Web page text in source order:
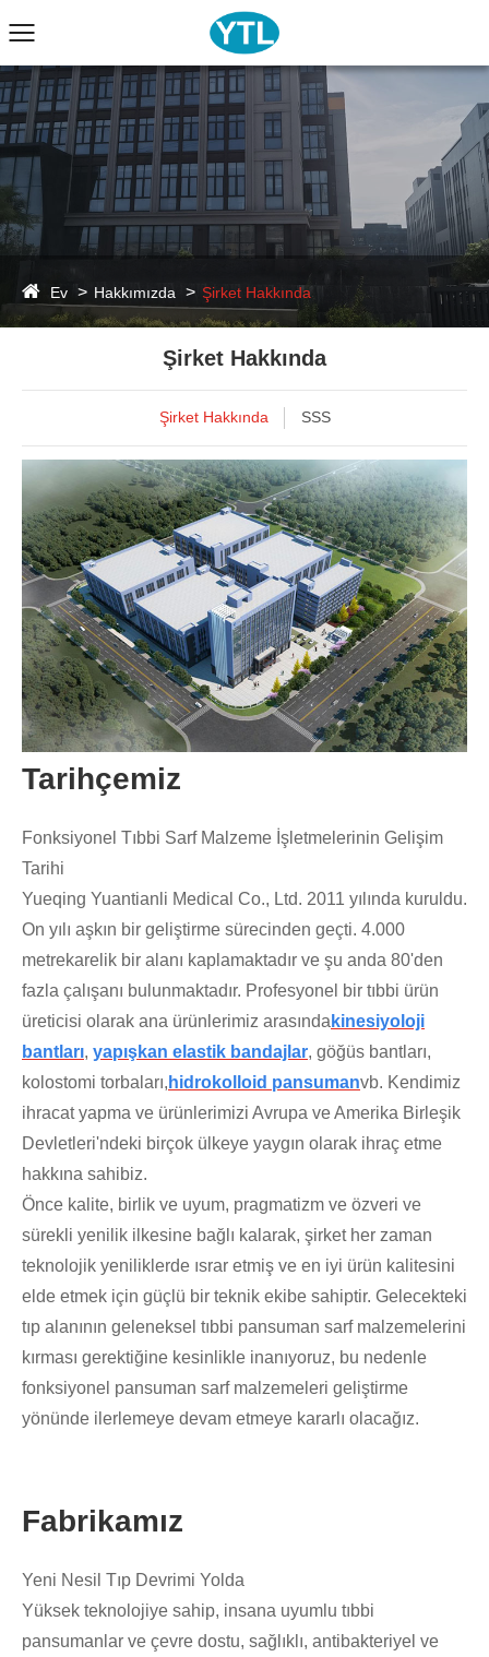
Ev Hakkımızda Şirket Hakkında
Şirket Hakkında
Şirket Hakkında SSS
Tarihçemiz
Fonksiyonel Tıbbi Sarf Malzeme İşletmelerinin Gelişim
Tarihi
Yueqing Yuantianli Medical Co., Ltd. 2011 yılında kuruldu.
On yılı aşkın bir geliştirme sürecinden geçti. 4.000
metrekarelik bir alanı kaplamaktadır ve şu anda 80'den
fazla çalışanı bulunmaktadır. Profesyonel bir tıbbi ürün
üreticisi olarak ana ürünlerimiz arasında kinesiyoloji
bantları, yapışkan elastik bandajlar, göğüs bantları,
kolostomi torbaları, hidrokolloid pansumanvb. Kendimiz
ihracat yapma ve ürünlerimizi Avrupa ve Amerika Birleşik
Devletleri'ndeki birçok ülkeye yaygın olarak ihraç etme
hakkına sahibiz.
Önce kalite, birlik ve uyum, pragmatizm ve özveri ve
sürekli yenilik ilkesine bağlı kalarak, şirket her zaman
teknolojik yeniliklerde ısrar etmiş ve en iyi ürün kalitesini
elde etmek için güçlü bir teknik ekibe sahiptir. Gelecekteki
tıp alanının geleneksel tıbbi pansuman sarf malzemelerini
kırması gerektiğine kesinlikle inanıyoruz, bu nedenle
fonksiyonel pansuman sarf malzemeleri geliştirme
yönünde ilerlemeye devam etmeye kararlı olacağız.
Fabrikamız
Yeni Nesil Tıp Devrimi Yolda
Yüksek teknolojiye sahip, insana uyumlu tıbbi
pansumanlar ve çevre dostu, sağlıklı, antibakteriyel ve